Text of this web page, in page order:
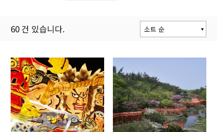
60 건 있습니다.
소트 순
현재위치로부터
거리 순